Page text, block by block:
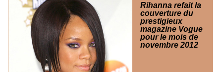
Rihanna refait la
couverture du
prestigieux
magazine Vogue
pour le mois de
novembre 2012